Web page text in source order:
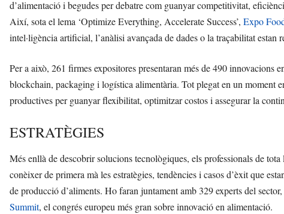
d’alimentació i begudes per debatre com guanyar competitivitat,
Així, sota el lema ‘Optimize Everything, Accelerate Success’, Expo
intel·ligència artificial, l’anàlisi avançada de dades o la traçabilitat
Per a això, 261 firmes expositores presentaran més de 490
blockchain, packaging i logística alimentària. Tot plegat en un moment
productives per guanyar flexibilitat, optimitzar costos i assegurar la
ESTRATÈGIES
Més enllà de descobrir solucions tecnològiques, els professionals de
conèixer de primera mà les estratègies, tendències i casos d’èxit que
de producció d’aliments. Ho faran juntament amb 329 experts del
Summit, el congrés europeu més gran sobre innovació en alimentació.